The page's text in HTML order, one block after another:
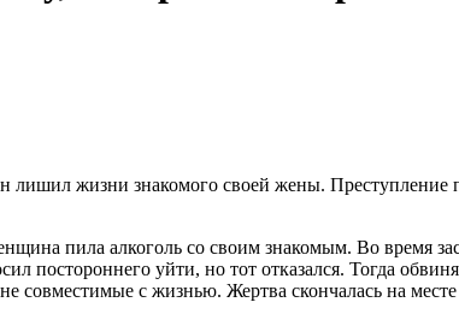
лишил жизни знакомого своей жены. Преступление
пила алкоголь со своим знакомым. Во время
постороннего уйти, но тот отказался. Тогда
с жизнью. Жертва скончалась на месте